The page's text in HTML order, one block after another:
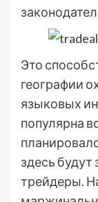
Это
географии
языковых
популярна
здесь будут
трейдеры.